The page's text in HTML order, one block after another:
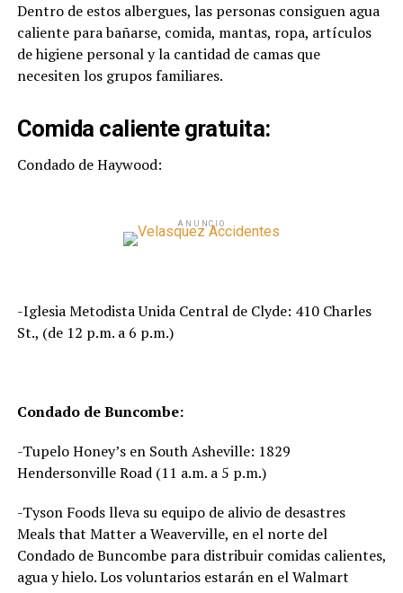
Dentro de estos albergues, las personas consiguen agua
caliente para bañarse, comida, mantas, ropa, artículos
de higiene personal y la cantidad de camas que
necesiten los grupos familiares.
Comida caliente gratuita:
Condado de Haywood:
ANUNCIO
-Iglesia Metodista Unida Central de Clyde: 410 Charles
St., (de 12 p.m. a 6 p.m.)
Condado de Buncombe:
-Tupelo Honey’s en South Asheville: 1829
Hendersonville Road (11 a.m. a 5 p.m.)
-Tyson Foods lleva su equipo de alivio de desastres
Meals that Matter a Weaverville, en el norte del
Condado de Buncombe para distribuir comidas calientes,
agua y hielo. Los voluntarios estarán en el Walmart